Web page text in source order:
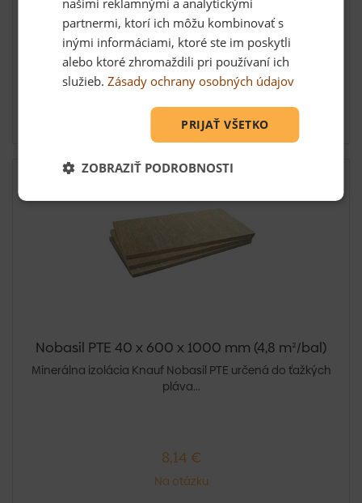
Minerálna izolácia Knauf Nobasil PTE určená do ťažkých
pláva...
6,30 €
Skladom: posledných 6 m2
Nobasil PTE 40 x 600 x 1000 mm (4,8 m²/bal)
Minerálna izolácia Knauf Nobasil PTE určená do ťažkých
pláva...
8,14 €
Na otázku
partnermi, ktorí ich môžu kombinovať s
inými informáciami, ktoré ste im poskytli
alebo ktoré zhromaždili pri používaní ich
služieb.Zásady ochrany osobných údajov
PRIJAŤ VŠETKO
ZOBRAZIŤ PODROBNOSTI